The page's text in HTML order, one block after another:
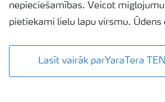
nepieciešamības. Veicot
pietiekami lielu lapu virsmu.
Lasīt vairāk parYaraTera